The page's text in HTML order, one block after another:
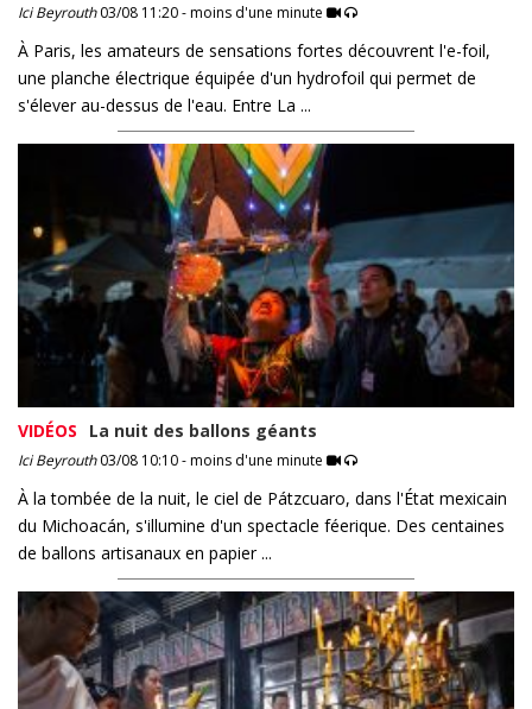
Ici Beyrouth03/08 11:20 - moins d'une minute
À Paris, les amateurs de sensations fortes découvrent l'e-foil,
une planche électrique équipée d'un hydrofoil qui permet de
s'élever au-dessus de l'eau. Entre La ...
VIDÉOS La nuit des ballons géants
Ici Beyrouth03/08 10:10 - moins d'une minute
À la tombée de la nuit, le ciel de Pátzcuaro, dans l'État mexicain
du Michoacán, s'illumine d'un spectacle féerique. Des centaines
de ballons artisanaux en papier ...